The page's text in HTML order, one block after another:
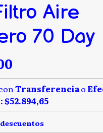
Aire
70 Day
Transferenciao
$52.894,65